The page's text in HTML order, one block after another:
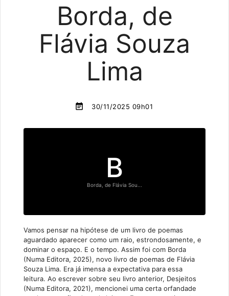
Borda, de
Flávia Souza
Lima
event_note 30/11/2025 09h01
B
Borda, de Flávia Sou...
Vamos pensar na hipótese de um livro de poemas
aguardado aparecer como um raio, estrondosamente, e
dominar o espaço. E o tempo. Assim foi com Borda
(Numa Editora, 2025), novo livro de poemas de Flávia
Souza Lima. Era já imensa a expectativa para essa
leitura. Ao escrever sobre seu livro anterior, Desjeitos
(Numa Editora, 2021), mencionei uma certa orfandade